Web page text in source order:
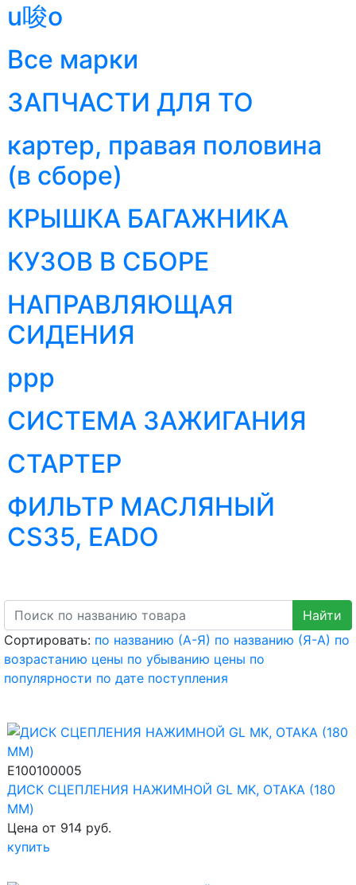
u唆o
Все марки
ЗАПЧАСТИ ДЛЯ ТО
картер, правая половина
(в сборе)
КРЫШКА БАГАЖНИКА
КУЗОВ В СБОРЕ
НАПРАВЛЯЮЩАЯ
СИДЕНИЯ
ррр
СИСТЕМА ЗАЖИГАНИЯ
СТАРТЕР
ФИЛЬТР МАСЛЯНЫЙ
CS35, EADO
Сортировать: по названию (А-Я) по названию (Я-А) по
возрастанию цены по убыванию цены по
популярности по дате поступления
E100100005
ДИСК СЦЕПЛЕНИЯ НАЖИМНОЙ GL MK, OTAKA (180
ММ)
Цена от 914 руб.
купить